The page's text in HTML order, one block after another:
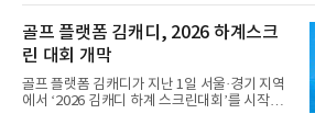
다. 시드권자와 예선통과자, 신인 및 초청 선수,
오프라인 예선전을 통해 선발
리CC에서 열린다. 유소년 골프 저변을 넓히기
위해 2024년 시작돼 올해 3년 연속 개최되는 행
사다.참가 규모는 프로 20명과 유소년 60명. 올
시즌 상반기 우승자인 문동현, 최찬, 오승택, 이
상엽 등이 이름을 올렸다.운영 방식이 특징적이
다. 프로 1명과 유소년 3명이 한 팀을 이뤄 18홀
코스 플레이와 쇼트 게임을 훈련하고, 멘토와 대
골프 플랫폼 김캐디, 2026 하계스크
린 대회 개막
골프 플랫폼 김캐디가 지난 1일 서울·경기 지역
에서 ‘2026 김캐디 하계 스크린대회’를 시작했